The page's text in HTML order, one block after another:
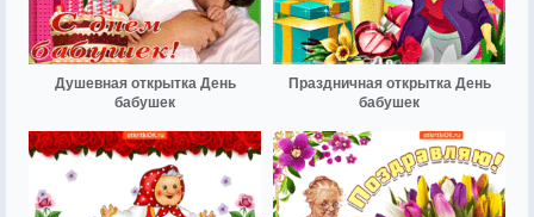
Душевная открытка День
бабушек
Праздничная открытка День
бабушек